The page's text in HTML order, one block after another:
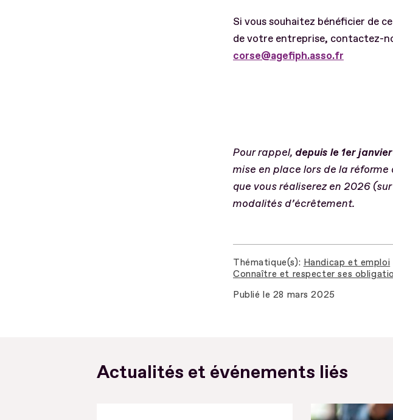
Si vous souhaitez bénéficier de
de votre entreprise, contactez-
corse@agefiph.asso.fr
Pour rappel, depuis le 1er
mise en place lors de la réforme
que vous réaliserez en 2026
modalités d’écrêtement.
Thématique(s) Handicap et emploi
Connaître et respecter ses
Publié le 28 mars 2025
Actualités et événements liés